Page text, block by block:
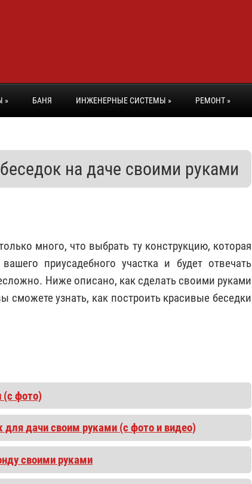
» БАНЯ ИНЖЕНЕРНЫЕ СИСТЕМЫ » РЕМОНТ »
на даче своими руками
много, что выбрать ту конструкцию, которая
вашего приусадебного участка и будет отвечать
Ниже описано, как сделать своими руками
сможете узнать, как построить красивые беседки
(с фото)
для дачи своим руками (с фото и видео)
своими руками